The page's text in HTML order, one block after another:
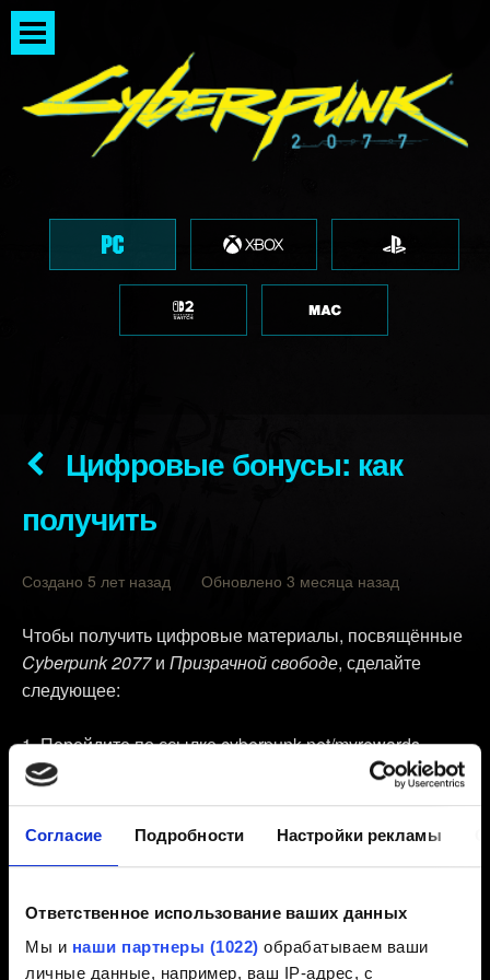
Согласие Подробности Настройки рекламы
Ответственное использование ваших данных
Мы и наши партнеры (1022) обрабатываем ваши
личные данные, например, ваш IP-адрес, с
Цифровые бонусы: как
получить
Создано 5 лет назад Обновлено 3 месяца назад
Чтобы получить цифровые материалы, посвящённые
Cyberpunk 2077и Призрачной свободе, сделайте
следующее:
Перейдите по ссылкеcyberpunk.net/myrewards.
Нажмите на кнопку
Загрузка материалов.
Щёлкайте по ссылкам в списке, чтобы загружать
Примечание:чтобы получить доступ к наградам, вам
нужно запустить игру, а также зайти вREDlauncher